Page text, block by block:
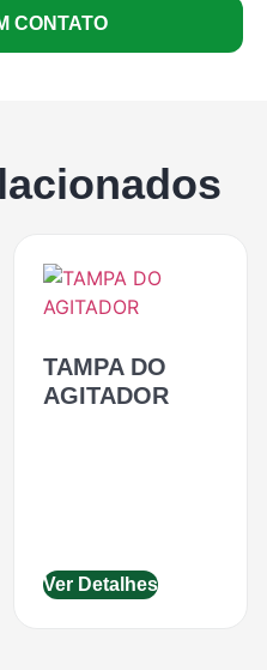
CONTATO
TAMPA DO
AGITADOR
Ver Detalhes